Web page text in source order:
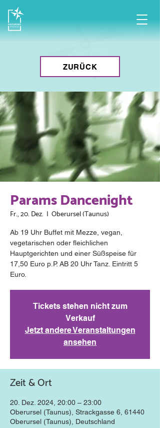
ZURÜCK
Params Dancenight
Fr., 20. Dez.
  |
Oberursel (Taunus)
Ab 19 Uhr Buffet mit Mezze, vegan,
vegetarischen oder fleichlichen
Hauptgerichten und einer Süßspeise für
17,50 Euro p.P. AB 20 Uhr Tanz. Eintritt 5
Euro.
Tickets stehen nicht zum
Verkauf
Jetzt andere Veranstaltungen
ansehen
Zeit & Ort
20. Dez. 2024, 20:00 – 23:00
Oberursel (Taunus), Strackgasse 6, 61440
Oberursel (Taunus), Deutschland